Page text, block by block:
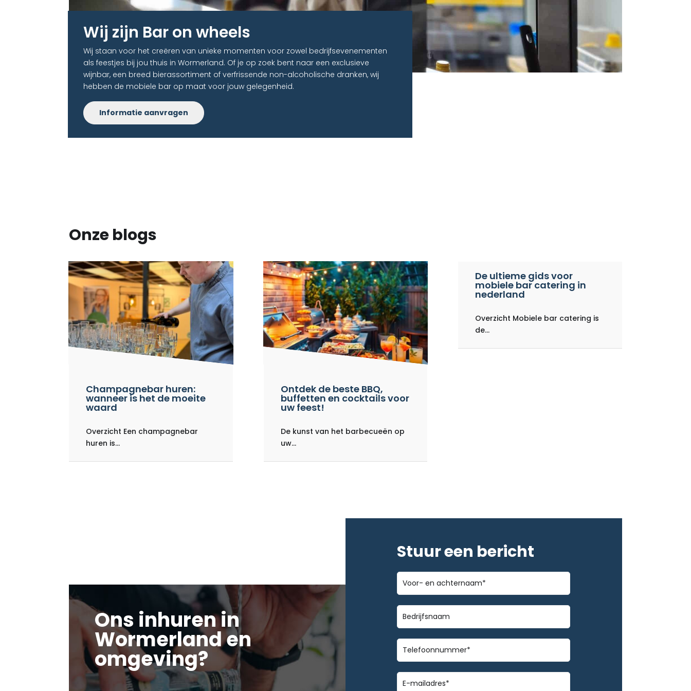
Wij zijn Bar on wheels
Wij staan voor het creëren van unieke momenten voor zowel bedrijfsevenementen
als feestjes bij jou thuis in Wormerland. Of je op zoek bent naar een exclusieve
wijnbar, een breed bierassortiment of verfrissende non-alcoholische dranken, wij
hebben de mobiele bar op maat voor jouw gelegenheid.
Informatie aanvragen
Onze blogs
Champagnebar huren:
wanneer is het de moeite
waard
Overzicht Een champagnebar
huren is...
Ontdek de beste BBQ,
buffetten en cocktails voor
uw feest!
De kunst van het barbecueën op
uw...
De ultieme gids voor
mobiele bar catering in
nederland
Overzicht Mobiele bar catering is
de...
Ons inhuren in
Wormerland en
omgeving?
Stuur een bericht
Voor-
en
achternaam*
Bedrijfsnaam
Telefoonnummer*
E-
mailadres*